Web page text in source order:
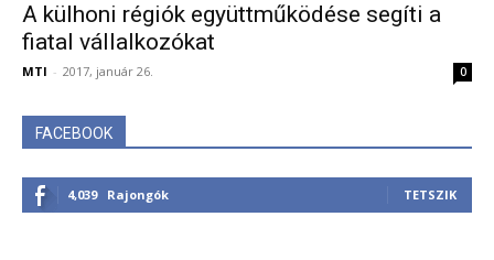
A külhoni régiók együttműködése segíti a
fiatal vállalkozókat
MTI - 2017, január 26. 0
FACEBOOK
4,039 Rajongók TETSZIK